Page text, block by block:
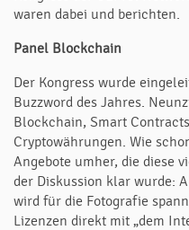
waren dabei und berichten.
Panel Blockchain
Der Kongress wurde
Buzzword des Jahres.
Blockchain, Smart
Cryptowährungen. Wie
Angebote umher, die diese
der Diskussion klar wurde:
wird für die Fotografie
Lizenzen direkt mit „dem